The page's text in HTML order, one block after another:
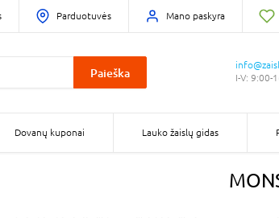
Parduotuvės Mano paskyra
Paieška
I-V: 9:00-
Dovanų kuponai Lauko žaislų gidas